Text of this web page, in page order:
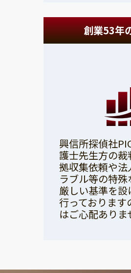
創業53年
興信所探偵社
護士先生方の
拠収集依頼や法
ラブル等の特
厳しい基準を
行っております
はご心配ありま